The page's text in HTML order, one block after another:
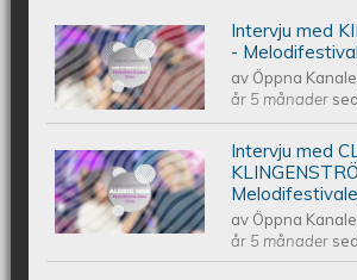
Intervju med KIM
Melodifestivalen 2024
Intervju med
-
av Öppna
år 5 månader
Intervju med CLARA
- Melodifestivalen 2024
Intervju med
av Öppna
år 5 månader